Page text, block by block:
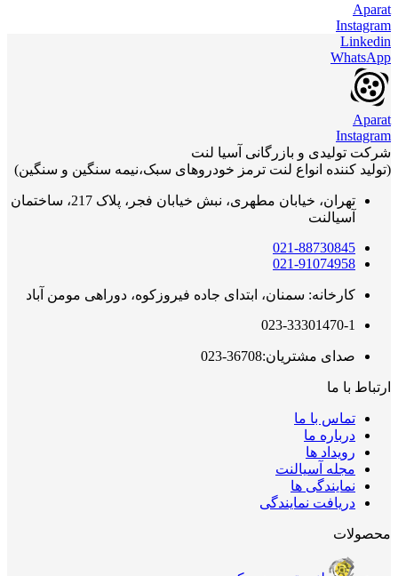
Aparat
Instagram
Linkedin
WhatsApp
Aparat
Instagram
شرکت تولیدی و بازرگانی آسیا لنت
(تولید کننده انواع لنت ترمز خودروهای سبک،نیمه سنگین و سنگین)
تهران، خیابان مطهری، نبش خیابان فجر، پلاک 217، ساختمان
آسیالنت
021-88730845
021-91074958
کارخانه: سمنان، ابتدای جاده فیروزکوه، دوراهی مومن آباد
023-33301470-1
صدای مشتریان:36708-023
ارتباط با ما
تماس با ما
درباره ما
رویداد ها
مجله آسیالنت
نمایندگی ها
دریافت نمایندگی
محصولات